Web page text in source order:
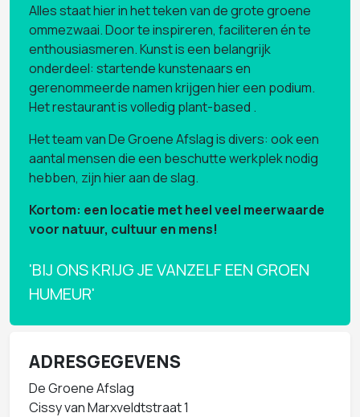
Alles staat hier in het teken van de grote groene
ommezwaai. Door te inspireren, faciliteren én te
enthousiasmeren. Kunst is een belangrijk
onderdeel: startende kunstenaars en
gerenommeerde namen krijgen hier een podium.
Het restaurant is volledig plant-based .
Het team van De Groene Afslag is divers: ook een
aantal mensen die een beschutte werkplek nodig
hebben, zijn hier aan de slag.
Kortom: een locatie met heel veel meerwaarde
voor natuur, cultuur en mens!
'BIJ ONS KRIJG JE VANZELF EEN GROEN
HUMEUR'
ADRESGEGEVENS
De Groene Afslag
Cissy van Marxveldtstraat 1